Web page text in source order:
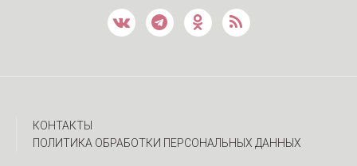
КОНТАКТЫ
ПОЛИТИКА ОБРАБОТКИ ПЕРСОНАЛЬНЫХ ДАННЫХ